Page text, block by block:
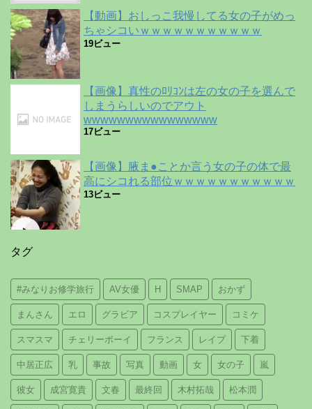
【動画】おしっこ我慢してる女の子がめっ
ちゃシコいｗｗｗｗｗｗｗｗｗｗｗ
19ビュー
【画像】真性のﾛﾘｺﾝは左の女の子を選んで
しまうらしいのでアウト
wwwwwwwwwwwwwwww
17ビュー
【画像】腋ま●ことか言う女の子の体で最
高にシコれる部位ｗｗｗｗｗｗｗｗｗｗｗ
13ビュー
タグ
#みなりお修学旅行 AV女優 H SMAP おかず
まんさん エロ グラビア コスプレイヤー コミケ
スマスマ チェリーボーイ フランス レイプ 下着
中居正広 乳 事故 写真 動画 女 女の子 嵐
彼女 成宮寛貴 文春 最終回 木村拓哉 松本潤